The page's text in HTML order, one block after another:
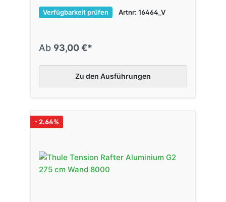
Verfügbarkeit prüfen Artnr: 16464_V
Ab 93,00 €*
Zu den Ausführungen
- 2.64%